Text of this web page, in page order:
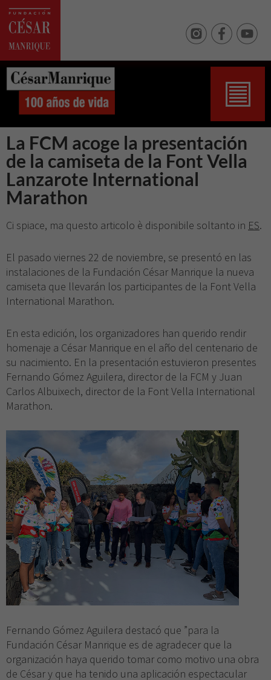
La FCM acoge la presentación
de la camiseta de la Font Vella
Lanzarote International
Marathon
Ci spiace, ma questo articolo è disponibile soltanto in ES.
El pasado viernes 22 de noviembre, se presentó en las
instalaciones de la Fundación César Manrique la nueva
camiseta que llevarán los participantes de la Font Vella
International Marathon.
En esta edición, los organizadores han querido rendir
homenaje a César Manrique en el año del centenario de
su nacimiento. En la presentación estuvieron presentes
Fernando Gómez Aguilera, director de la FCM y Juan
Carlos Albuixech, director de la Font Vella International
Marathon.
Fernando Gómez Aguilera destacó que ”para la
Fundación César Manrique es de agradecer que la
organización haya querido tomar como motivo una obra
de César y que ha tenido una aplicación espectacular